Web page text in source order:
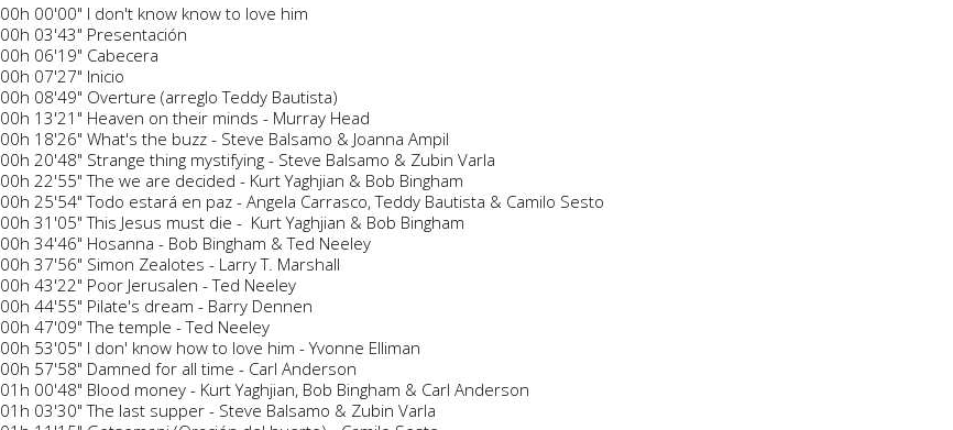
00h 00'00" I don't know know to love him
00h 03'43" Presentación
00h 06'19" Cabecera
00h 07'27" Inicio
00h 08'49" Overture (arreglo Teddy Bautista)
00h 13'21" Heaven on their minds - Murray Head
00h 18'26" What's the buzz - Steve Balsamo & Joanna Ampil
00h 20'48" Strange thing mystifying - Steve Balsamo & Zubin Varla
00h 22'55" The we are decided - Kurt Yaghjian & Bob Bingham
00h 25'54" Todo estará en paz - Angela Carrasco, Teddy Bautista & Camilo Sesto
00h 31'05" This Jesus must die - Kurt Yaghjian & Bob Bingham
00h 34'46" Hosanna - Bob Bingham & Ted Neeley
00h 37'56" Simon Zealotes - Larry T. Marshall
00h 43'22" Poor Jerusalen - Ted Neeley
00h 44'55" Pilate's dream - Barry Dennen
00h 47'09" The temple - Ted Neeley
00h 53'05" I don' know how to love him - Yvonne Elliman
00h 57'58" Damned for all time - Carl Anderson
01h 00'48" Blood money - Kurt Yaghjian, Bob Bingham & Carl Anderson
01h 03'30" The last supper - Steve Balsamo & Zubin Varla